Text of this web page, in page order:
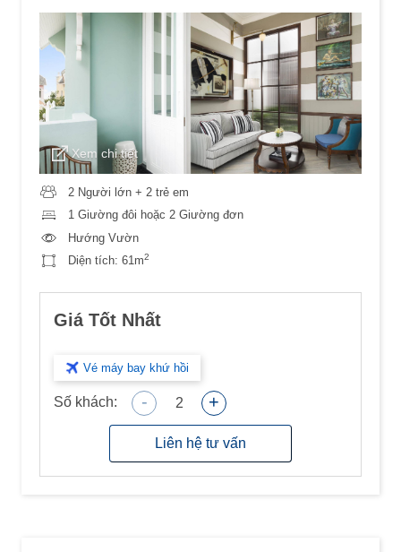
Xem chi tiết
2 Người lớn + 2 trẻ em
1 Giường đôi hoặc 2 Giường đơn
Hướng Vườn
Diện tích: 61m2
Giá Tốt Nhất
Vé máy bay khứ hồi
Số khách: - 2 +
Liên hệ tư vấn